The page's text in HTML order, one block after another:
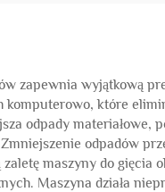
zapewnia wyjątkową
które
odpady materiałowe,
odpadów
zaletę maszyny do
Maszyna działa